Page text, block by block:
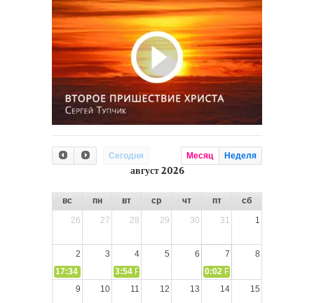
Сегодня Месяц Неделя
август 2026
вс пн вт ср чт пт
сб
26
27 28 29 30 31 1
2 3 4 5 6 7
8
17:34
СЛОВО из СЛОВА – «Ищите Господа, призывайте Его»
3:54 РАЗМЫШЛЕНИЕ: Дух Святой не угашайте!
0:02 РАЗМЫШЛЕНИЯ: Дух
9
10 11 12 13 14 15